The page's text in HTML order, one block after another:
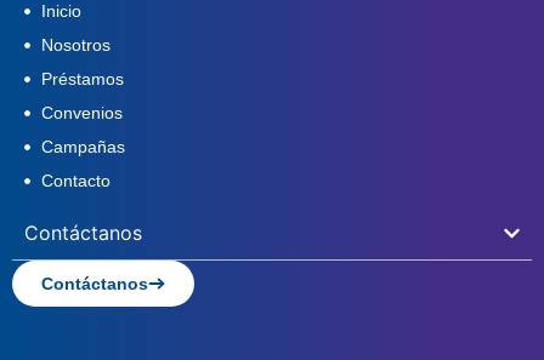
Inicio
Nosotros
Préstamos
Convenios
Campañas
Contacto
Contáctanos
Contáctanos